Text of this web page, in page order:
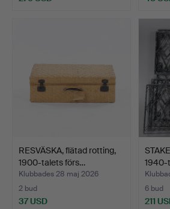
RESVÄSKA, flätad rotting,
1900-talets förs…
Klubbades 28 maj 2026
2 bud
37 USD
1940-
6 bud
211